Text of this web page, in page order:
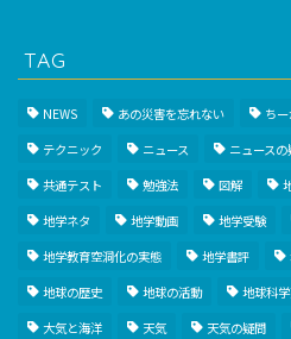
TAG
NEWS あの災害を忘れない
ち
テクニック
ニュース ニュース
共通テスト
勉強法 図解
地学ネタ
地学動画 地学受験
地学教育空洞化の実態
地学書評
地球の歴史
地球の活動 地球科
大気と海洋
天気 天気の疑問